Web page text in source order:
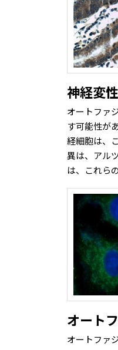
神経変
オートファ
す可能性が
経細胞は、
異は、アル
は、これら
オート
オートファ